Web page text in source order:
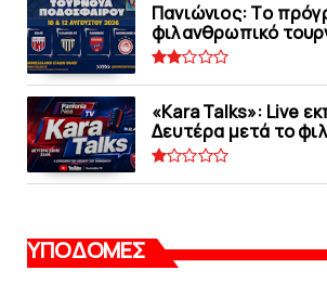
Πανιώνιoς: Tο
φιλανθρωπικό
«Kara Talks»: Live
Δευτέρα μετά το
ΥΠΟΔΟΜΕΣ